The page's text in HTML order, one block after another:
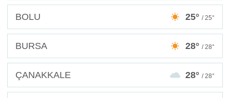
BOLU 25° / 25°
BURSA 28° / 28°
ÇANAKKALE 28° / 28°